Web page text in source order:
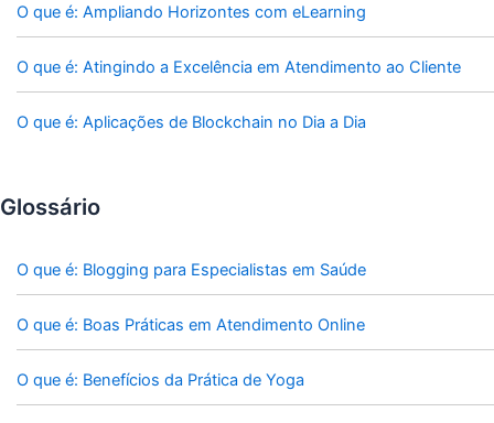
O que é: Ampliando Horizontes com eLearning
O que é: Atingindo a Excelência em Atendimento ao Cliente
O que é: Aplicações de Blockchain no Dia a Dia
Glossário
O que é: Blogging para Especialistas em Saúde
O que é: Boas Práticas em Atendimento Online
O que é: Benefícios da Prática de Yoga